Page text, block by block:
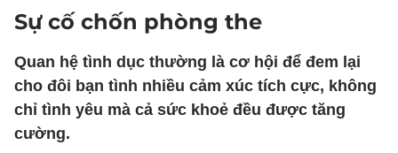
Sự cố chốn phòng the
Quan hệ tình dục thường là cơ hội để đem lại
cho đôi bạn tình nhiều cảm xúc tích cực, không
chỉ tình yêu mà cả sức khoẻ đều được tăng
cường.